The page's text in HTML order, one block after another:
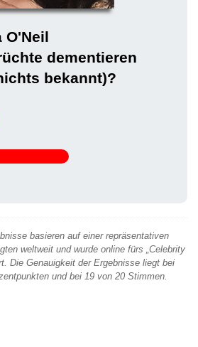
O'Neil
dementieren
bekannt)?
basieren auf einer repräsentativen
weltweit und wurde online fürs „Celebrity
Die Genauigkeit der Ergebnisse liegt bei
und bei 19 von 20 Stimmen.